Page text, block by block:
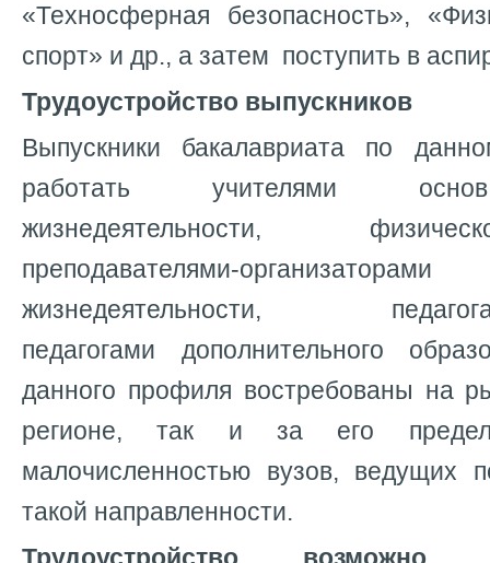
«Техносферная безопасность»,
спорт» и др., а затем поступить в
Трудоустройство выпускников
Выпускники бакалавриата по
работать учителями
жизнедеятельности,
преподавателями-
жизнедеятельности,
педагогами дополнительного
данного профиля востребованы на
регионе, так и за его
малочисленностью вузов, ведущих
такой направленности.